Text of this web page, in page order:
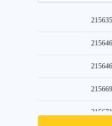
تواند با سرعت و
افزارها برای
به شما نشان داده
عکاس باید یک فرد